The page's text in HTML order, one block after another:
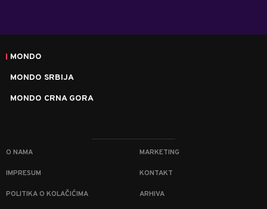
MONDO
MONDO SRBIJA
MONDO CRNA GORA
O NAMA MARKETING
IMPRESUM KONTAKT
POLITIKA O KOLAČIĆIMA ARHIVA